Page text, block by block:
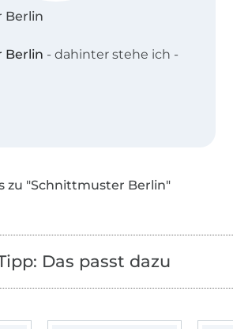
Berlin
Berlin - dahinter stehe ich -
zur Modedesignerin am
GbR den großen Schritt in die
Ich liebe Kleidung, die
ist, aber nicht langweilig,
eine gute Passform
mit einem besonderen
zu "Schnittmuster Berlin"
Das passt dazu